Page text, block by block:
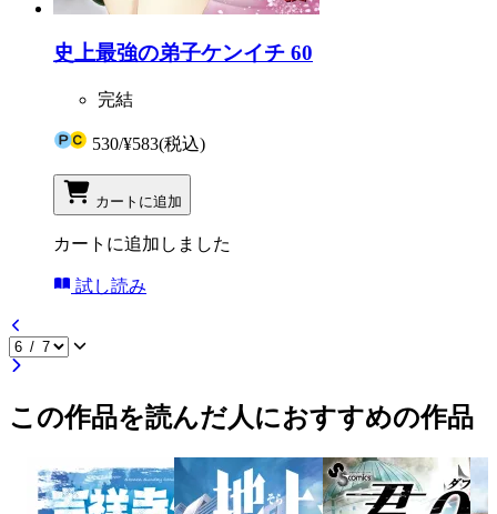
史上最強の弟子ケンイチ 60
完結
530/¥583(税込)
カートに追加
カートに追加しました
試し読み
この作品を読んだ人におすすめの作品